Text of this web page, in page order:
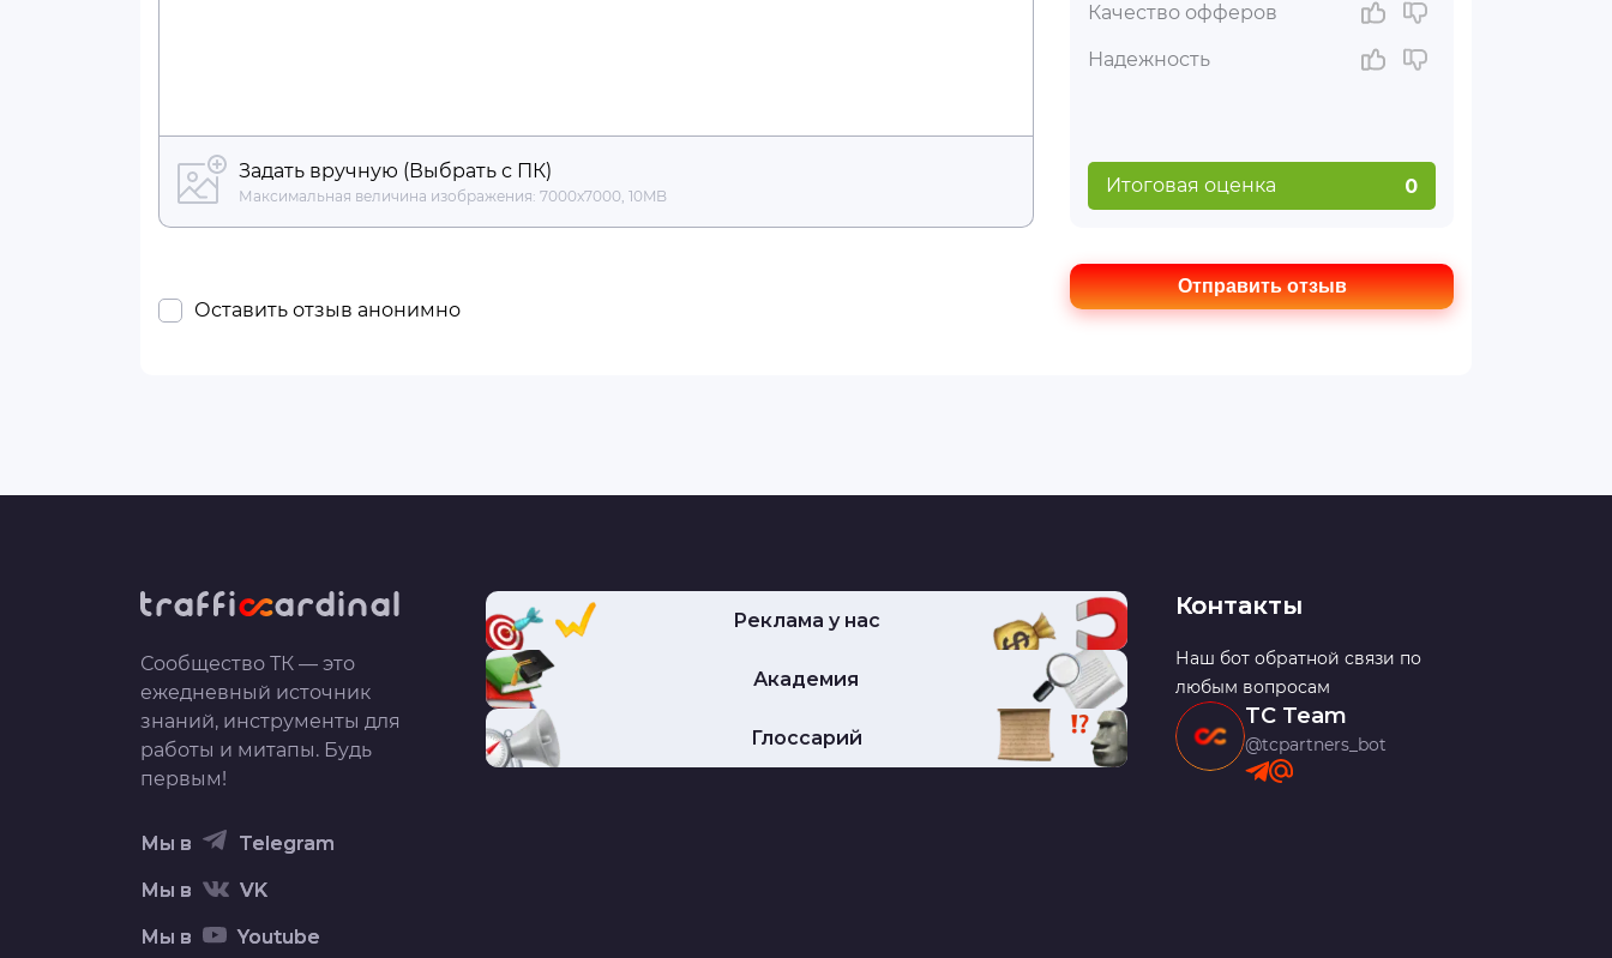
Качество офферов
Надежность
Итоговая оценка 0
Задать вручную (Выбрать с ПК)
Максимальная величина изображения: 7000x7000, 10MB
Оставить отзыв анонимно
Отправить отзыв
Сообщество ТК — это
ежедневный источник
знаний, инструменты для
работы и митапы. Будь
первым!
Мы в Telegram
Мы в VK
Мы в Youtube
Реклама у нас
Академия
Глоссарий
Контакты
Наш бот обратной связи по
любым вопросам
TC Team
@tcpartners_bot